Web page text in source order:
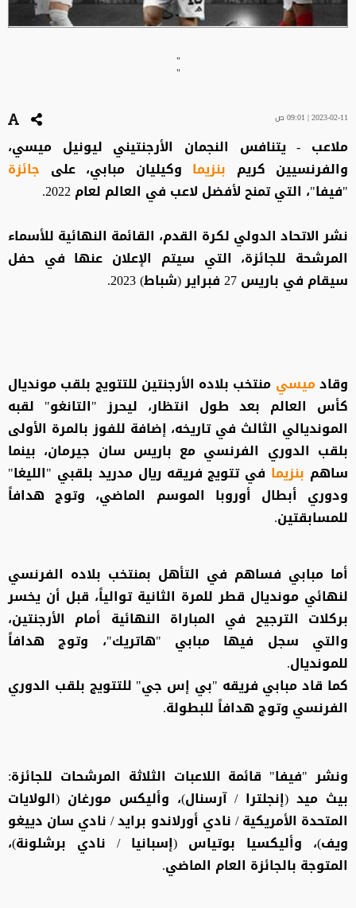
"
"
2023-02-11 | 09:01 ص
ملاعب - يتنافس النجمان الأرجنتيني ليونيل ميسي،
والفرنسيين كريم بنزيما وكيليان مبابي، على جائزة
"فيفا"، التي تمنح لأفضل لاعب في العالم لعام 2022.
نشر الاتحاد الدولي لكرة القدم، القائمة النهائية للأسماء
المرشحة للجائزة، التي سيتم الإعلان عنها في حفل
سيقام في باريس 27 فبراير (شباط) 2023.
وقادميسي منتخب بلاده الأرجنتين للتتويج بلقب مونديال
كأس العالم بعد طول انتظار، ليحرز "التانغو" لقبه
المونديالي الثالث في تاريخه، إضافة للفوز بالمرة الأولى
بلقب الدوري الفرنسي مع باريس سان جيرمان، بينما
ساهم بنزيما في تتويج فريقه ريال مدريد بلقبي "الليغا"
ودوري أبطال أوروبا الموسم الماضي، وتوج هدافاً
للمسابقتين.
أما مبابي فساهم في التأهل بمنتخب بلاده الفرنسي
لنهائي مونديال قطر للمرة الثانية توالياً، قبل أن يخسر
بركلات الترجيح في المباراة النهائية أمام الأرجنتين،
والتي سجل فيها مبابي "هاتريك"، وتوج هدافاً
للمونديال.
كما قاد مبابي فريقه "بي إس جي" للتتويج بلقب الدوري
الفرنسي وتوج هدافاً للبطولة.
ونشر "فيفا" قائمة اللاعبات الثلاثة المرشحات للجائزة:
بيث ميد (إنجلترا / آرسنال)، وأليكس مورغان (الولايات
المتحدة الأمريكية / نادي أورلاندو برايد / نادي سان دييغو
ويف)، وأليكسيا بوتياس (إسبانيا / نادي برشلونة)،
المتوجة بالجائزة العام الماضي.